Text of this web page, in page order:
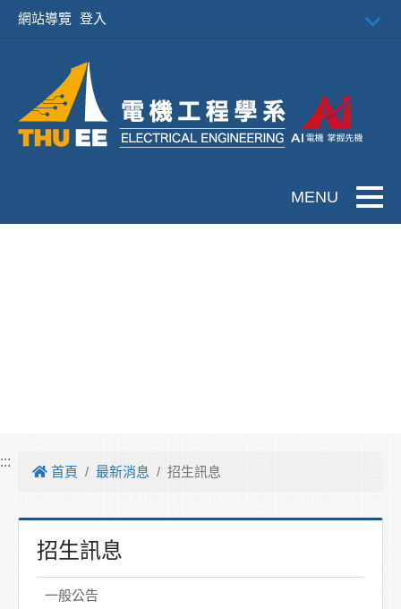
跳到主要內容
網站導覽 登入
:::
首頁 最新消息 招生訊息
招生訊息
一般公告